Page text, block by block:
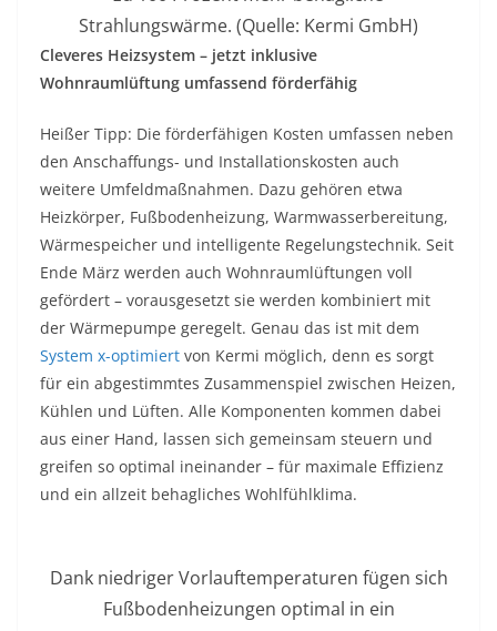
Strahlungswärme. (Quelle: Kermi GmbH)
Cleveres Heizsystem – jetzt inklusive
Wohnraumlüftung umfassend förderfähig
Heißer Tipp: Die förderfähigen Kosten umfassen neben
den Anschaffungs- und Installationskosten auch
weitere Umfeldmaßnahmen. Dazu gehören etwa
Heizkörper, Fußbodenheizung, Warmwasserbereitung,
Wärmespeicher und intelligente Regelungstechnik. Seit
Ende März werden auch Wohnraumlüftungen voll
gefördert – vorausgesetzt sie werden kombiniert mit
der Wärmepumpe geregelt. Genau das ist mit dem
System x-optimiert von Kermi möglich, denn es sorgt
für ein abgestimmtes Zusammenspiel zwischen Heizen,
Kühlen und Lüften. Alle Komponenten kommen dabei
aus einer Hand, lassen sich gemeinsam steuern und
greifen so optimal ineinander – für maximale Effizienz
und ein allzeit behagliches Wohlfühlklima.
Dank niedriger Vorlauftemperaturen fügen sich
Fußbodenheizungen optimal in ein